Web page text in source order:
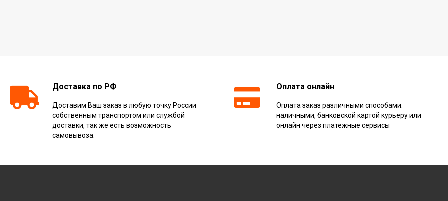
Доставка по РФ
Доставим Ваш заказ в любую точку России
собственным транспортом или службой
доставки, так же есть возможность
самовывоза.
Оплата онлайн
Оплата заказ различными способами:
наличными, банковской картой курьеру или
онлайн через платежные сервисы